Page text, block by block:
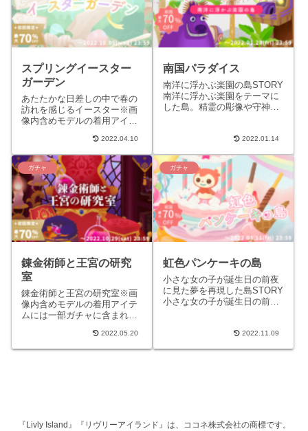
スプリングイースター
ガーデン
あたたかな日差しの中で春の
訪れを感じるイースター※画
像内含めモデルの着用アイテ
いものがあります。
STORY「ハッピーイースタ
ー!」寒い...
2022.04.10
南国パラダイス
南洋に浮かぶ楽園の島STORY
南洋に浮かぶ楽園をテーマに
した島。精霊の彫像や守神の
を、ゲートや案内看板などで
2022.01.14
ガチャ
錬金術師と王宮の研究
室
錬金術師と王宮の研究室※画
像内含めモデルの着用アイテ
ムには一部ガチャに含まれな
世ヨーロッパにて、 錬金術の
力により不思議な人造生物...
2022.05.20
ガチャ
虹色パンケーキの島
小さな女の子が誕生日の前夜
に見た夢を再現した島STORY
小さな女の子が誕生日の前夜
クリーム、ペロペロキャン...
2022.11.09
『Livly Island』『リヴリーアイランド』は、ココネ株式会社の商標です。